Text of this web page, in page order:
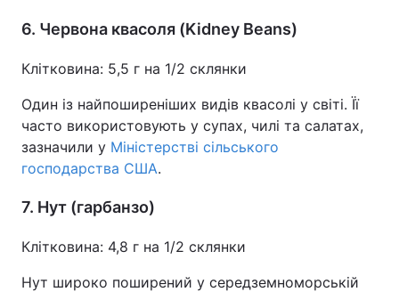
6. Червона квасоля (Kidney Beans)
Клітковина: 5,5 г на 1/2 склянки
Один із найпоширеніших видів квасолі у світі. Її
часто використовують у супах, чилі та салатах,
зазначили у Міністерстві сільського
господарства США.
7. Нут (гарбанзо)
Клітковина: 4,8 г на 1/2 склянки
Нут широко поширений у середземноморській